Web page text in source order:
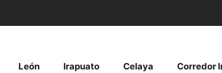
León Irapuato Celaya Corredor